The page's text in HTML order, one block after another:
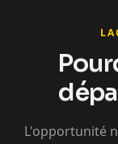
L'opportunité